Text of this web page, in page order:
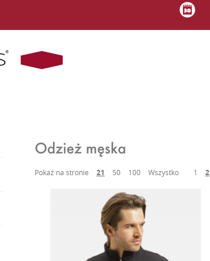
Odzież męska
Pokaż na stronie 21 50 100 Wszystko 1 2